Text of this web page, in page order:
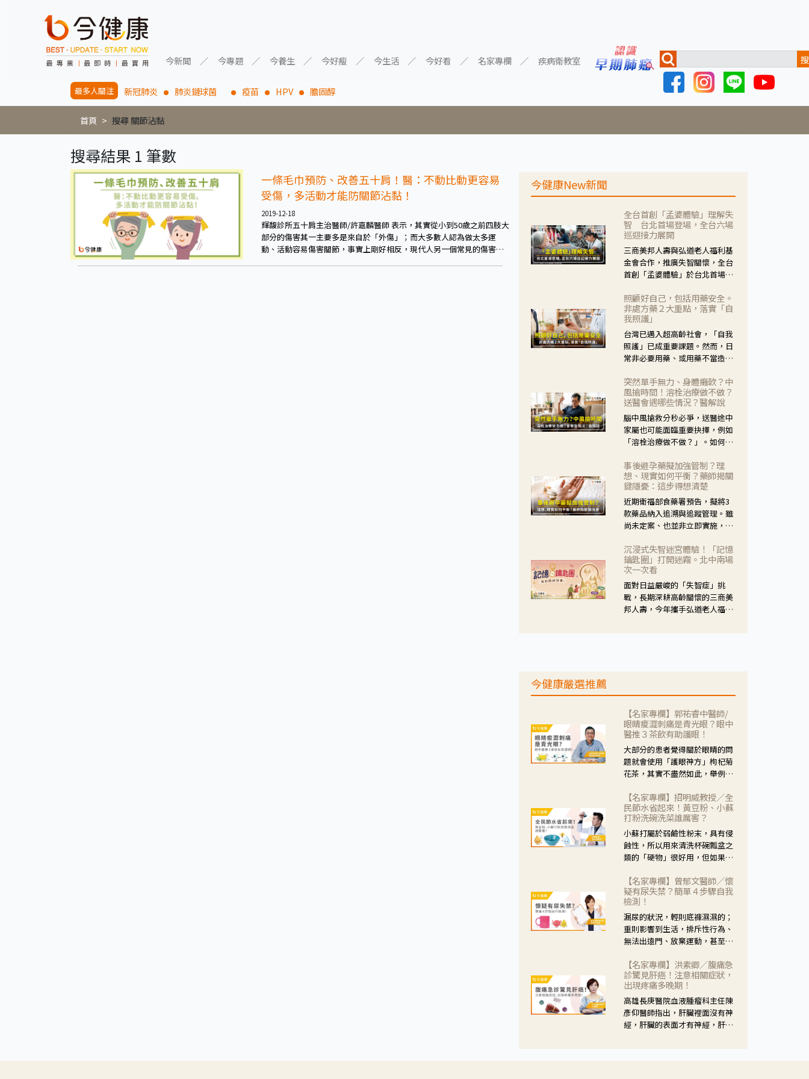
今新聞 今專題 今養生 今好瘦 今生活 今好看 名家專欄 疾病衛教室
最多人關注 新冠肺炎 肺炎鏈球菌 疫苗 HPV 膽固醇
首頁 搜尋 關節沾黏
搜尋結果 1 筆數
一條毛巾預防、改善五十肩！醫：不動比動更容易
受傷，多活動才能防關節沾黏！
2019-12-18
輝馥診所五十肩主治醫師/許嘉麟醫師 表示，其實從小到50歲之前四肢大
部分的傷害其一主要多是來自於「外傷」；而大多數人認為做太多運
動、活動容易傷害關節，事實上剛好相反，現代人另一個常見的傷害是
今健康New新聞
全台首創「孟婆體驗」理解失
智 台北首場登場，全台六場
巡迴接力展開
三商美邦人壽與弘道老人福利基
金會合作，推廣失智關懷，全台
首創「孟婆體驗」於台北首場實
模式，用結合情境互動等豐富活
動，將抽象的失智轉化為可感
受、可討論的生活情境，並引導
民眾在家人開始出現改變時，以
理解取代責備、以耐心回應不
安。
照顧好自己，包括用藥安全。
非處方藥２大重點，落實「自
我照護」
台灣已邁入超高齡社會，「自我
照護」已成重要課題。然而，日
常非必要用藥、或用藥不當造成
在重要。社團法人台灣自我照護
產業協會 提出「非處方藥正確使
用」與「藥師給力」，鼓勵民眾
建立安全且正確的自我照護習
慣。
突然單手無力、身體癱軟？中
風搶時間！溶栓治療做不做？
送醫會遇哪些情況？醫解說
腦中風搶救分秒必爭，送醫途中
家屬也可能面臨重要抉擇，例如
「溶栓治療做不做？」。如何搶
會理事長陳龍醫師解說！
事後避孕藥擬加強管制？理
想、現實如何平衡？藥師揭關
鍵隱憂：這步得想清楚
近期衛福部食藥署預告，擬將3
款藥品納入追溯與追蹤管理。雖
尚未定案、也並非立即實施，不
人杰藥師表示，這三款藥物目
的、作用、風險各有不同，管制
與否所帶來的後許影響也不同，
可先了解其特性。
沉浸式失智迷宮體驗！「記憶
鑰匙圈」打開迷霧。北中南場
次一次看
面對日益嚴峻的「失智症」挑
戰，長期深耕高齡關懷的三商美
邦人壽，今年攜手弘道老人福利
生活挑戰。
今健康嚴選推薦
【名家專欄】郭祐睿中醫師/
眼睛痠澀刺痛是青光眼？眼中
醫推３茶飲有助護眼！
大部分的患者覺得關於眼睛的問
題就會使用「護眼神方」枸杞菊
花茶，其實不盡然如此，舉例來
紅、眼睛痛、眼屎多而且顏色
黃，當然就可以使用枸杞菊花
茶，但是枸杞的劑量要少，菊花
的劑量要多；若是有以上症狀以
外，眼睛還會有灼熱感，眼屎多
到會「牽絲」，也就是水樣分泌
了，這時候就要使用菊花、金銀
花來治療；假如單純的眼睛乾
澀，結膜沒有紅，眼睛周圍沒有
眼屎，這種情況是屬於「陰
虛」，就可以使用枸杞、蓮藕、
麥門冬、山藥等比較滋潤的藥
【名家專欄】招明威教授／全
民節水省起來！黃豆粉、小蘇
打粉洗碗洗菜誰厲害？
小蘇打屬於弱鹼性粉末，具有侵
蝕性，所以用來清洗杯碗瓢盆之
類的「硬物」很好用，但如果用
特別注意用法用量，使用過多或
是浸泡太久，容易腐蝕蔬菜的纖
維，讓菜軟掉不清脆。
【名家專欄】曾郁文醫師／懷
疑有尿失禁？簡單４步驟自我
檢測！
漏尿的狀況，輕則底褲濕濕的；
重則影響到生活，排斥性行為、
無法出遠門、放棄運動，甚至怕
禁」的症狀，長期下來不敢與朋
友往來，低潮陰霾造成憂鬱症。
【名家專欄】洪素卿／腹痛急
診驚見肝癌！注意相關症狀，
出現疼痛多晚期！
高雄長庚醫院血液腫瘤科主任陳
彥仰醫師指出，肝臟裡面沒有神
經，肝臟的表面才有神經，肝臟